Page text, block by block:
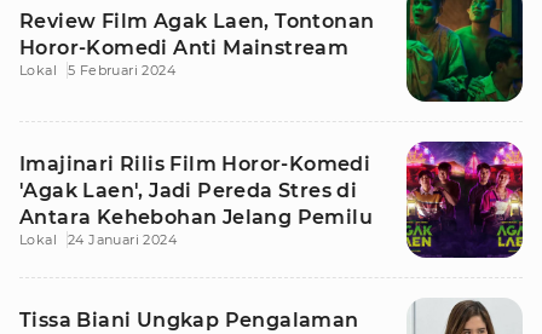
Review Film Agak Laen, Tontonan
Horor-Komedi Anti Mainstream
Lokal 5 Februari 2024
Imajinari Rilis Film Horor-Komedi
'Agak Laen', Jadi Pereda Stres di
Antara Kehebohan Jelang Pemilu
Lokal 24 Januari 2024
Tissa Biani Ungkap Pengalaman